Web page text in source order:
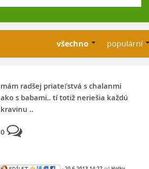
všechno populární
mám radšej priateľstvá s chalanmi
ako s babami.. tí totiž neriešia každú
kravinu ..
0